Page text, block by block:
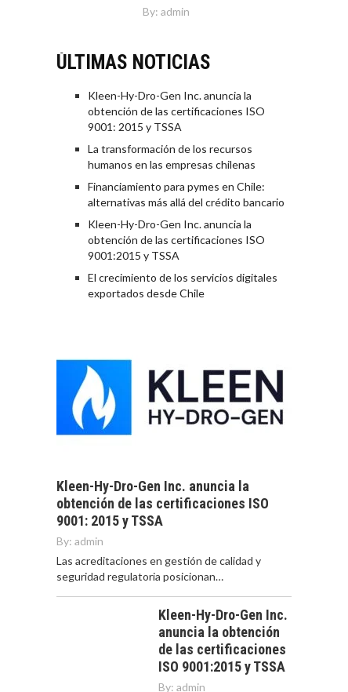
By: admin
ÚLTIMAS NOTICIAS
Kleen-Hy-Dro-Gen Inc. anuncia la
obtención de las certificaciones ISO
9001: 2015 y TSSA
La transformación de los recursos
humanos en las empresas chilenas
Financiamiento para pymes en Chile:
alternativas más allá del crédito bancario
Kleen-Hy-Dro-Gen Inc. anuncia la
obtención de las certificaciones ISO
9001:2015 y TSSA
El crecimiento de los servicios digitales
exportados desde Chile
Kleen-Hy-Dro-Gen Inc. anuncia la
obtención de las certificaciones ISO
9001: 2015 y TSSA
By: admin
Las acreditaciones en gestión de calidad y
seguridad regulatoria posicionan…
Kleen-Hy-Dro-Gen Inc.
anuncia la obtención
de las certificaciones
ISO 9001:2015 y TSSA
By: admin